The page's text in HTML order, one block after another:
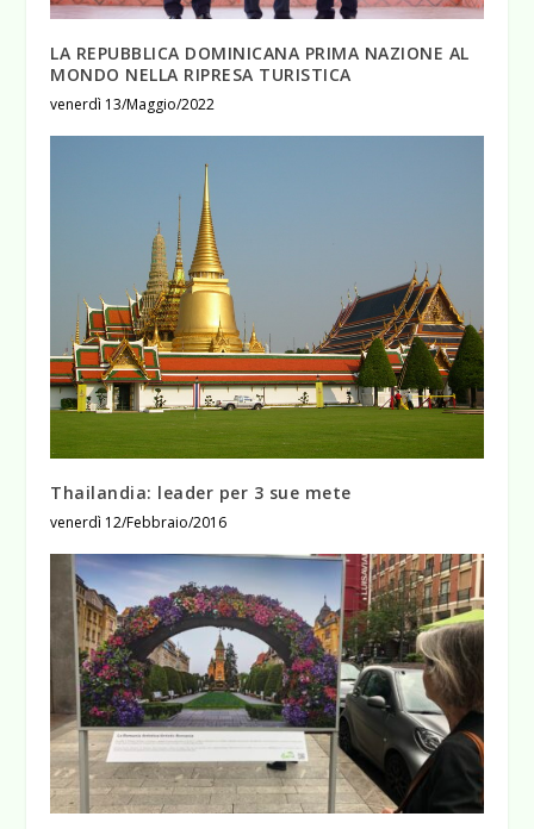
LA REPUBBLICA DOMINICANA PRIMA NAZIONE AL
MONDO NELLA RIPRESA TURISTICA
venerdì 13/Maggio/2022
Thailandia: leader per 3 sue mete
venerdì 12/Febbraio/2016